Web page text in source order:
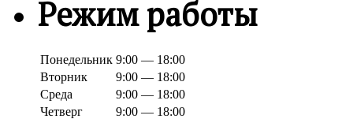
Режим работы
Понедельник 9:00 — 18:00
Вторник
9:00 — 18:00
Среда
9:00 — 18:00
Четверг
9:00 — 18:00